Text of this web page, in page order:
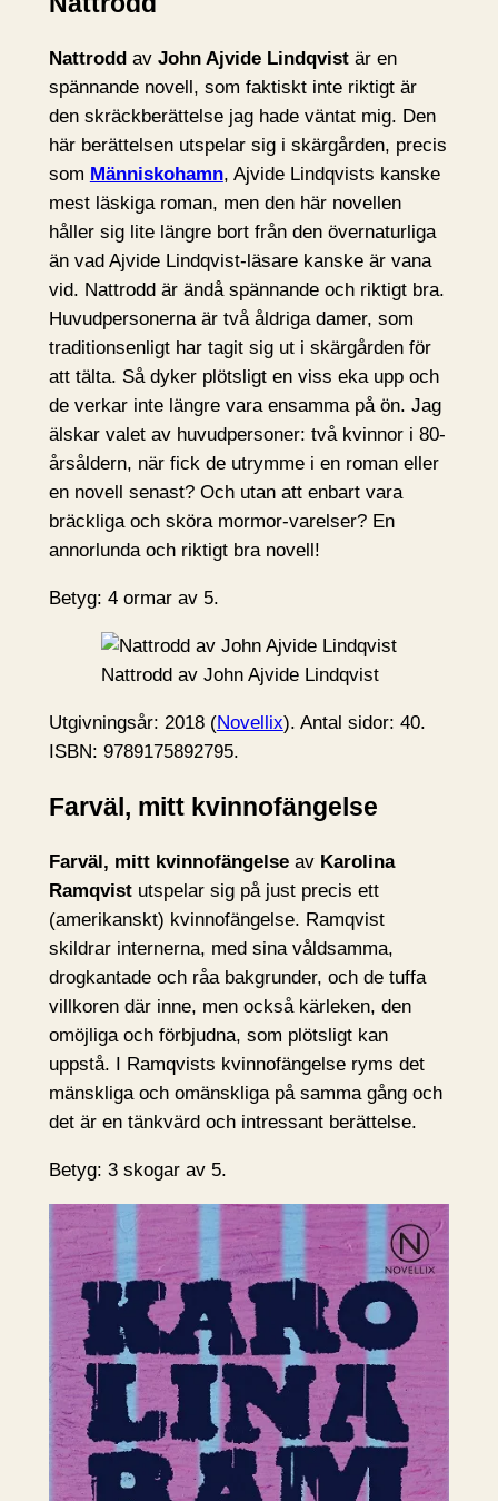
Nattrodd av John Ajvide Lindqvistär en
spännande novell, som faktiskt inte riktigt är
den skräckberättelse jag hade väntat mig. Den
här berättelsen utspelar sig i skärgården, precis
som Människohamn, Ajvide Lindqvists kanske
mest läskiga roman, men den här novellen
håller sig lite längre bort från den övernaturliga
än vad Ajvide Lindqvist-läsare kanske är vana
vid. Nattrodd är ändå spännande och riktigt bra.
Huvudpersonerna är två åldriga damer, som
traditionsenligt har tagit sig ut i skärgården för
att tälta. Så dyker plötsligt en viss eka upp och
de verkar inte längre vara ensamma på ön. Jag
älskar valet av huvudpersoner: två kvinnor i 80-
årsåldern, när fick de utrymme i en roman eller
en novell senast? Och utan att enbart vara
bräckliga och sköra mormor-varelser? En
annorlunda och riktigt bra novell!
Betyg: 4 ormar av 5.
Nattrodd av John Ajvide Lindqvist
Utgivningsår: 2018 (Novellix). Antal sidor: 40.
ISBN: 9789175892795.
Farväl, mitt kvinnofängelse
Farväl, mitt kvinnofängelseav Karolina
Ramqvistutspelar sig på just precis ett
(amerikanskt) kvinnofängelse. Ramqvist
skildrar internerna, med sina våldsamma,
drogkantade och råa bakgrunder, och de tuffa
villkoren där inne, men också kärleken, den
omöjliga och förbjudna, som plötsligt kan
uppstå. I Ramqvists kvinnofängelse ryms det
mänskliga och omänskliga på samma gång och
det är en tänkvärd och intressant berättelse.
Betyg: 3 skogar av 5.